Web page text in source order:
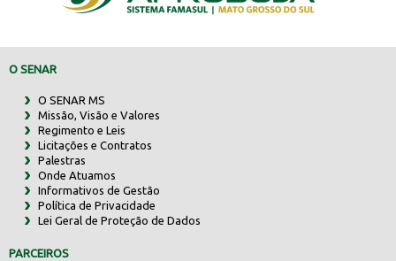
O SENAR
O SENAR MS
Missão, Visão e Valores
Regimento e Leis
Licitações e Contratos
Palestras
Onde Atuamos
Informativos de Gestão
Política de Privacidade
Lei Geral de Proteção de Dados
PARCEIROS